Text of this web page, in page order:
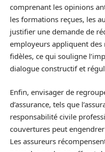
comprenant les opinions
les formations reçues, les
justifier une demande de
employeurs appliquent
fidèles, ce qui souligne
dialogue constructif et
Enfin, envisager de
d’assurance, tels que
responsabilité civile
couvertures peut
Les assureurs